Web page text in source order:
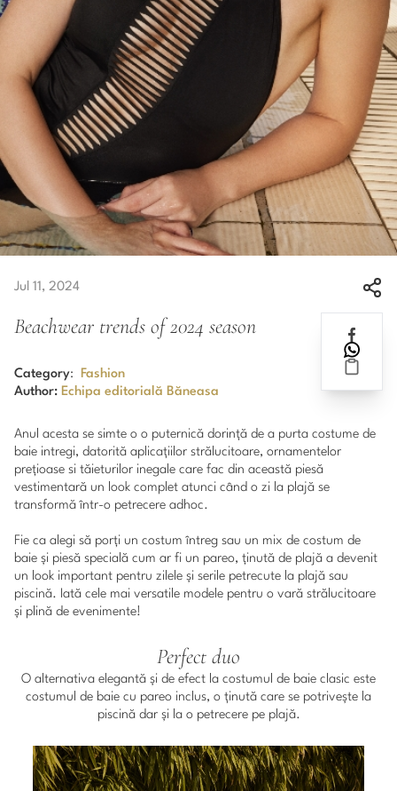
Jul 11, 2024
Beachwear trends of 2024 season
Category: Fashion
Author: Echipa editorială Băneasa
Anul acesta se simte o o puternică dorință de a purta costume de
baie intregi, datorită aplicațiilor strălucitoare, ornamentelor
prețioase si tăieturilor inegale care fac din această piesă
vestimentară un look complet atunci când o zi la plajă se
transformă într-o petrecere adhoc.
Fie ca alegi să porți un costum întreg sau un mix de costum de
baie și piesă specială cum ar fi un pareo, ținută de plajă a devenit
un look important pentru zilele și serile petrecute la plajă sau
piscină. Iată cele mai versatile modele pentru o vară strălucitoare
și plină de evenimente!
Perfect duo
O alternativa elegantă și de efect la costumul de baie clasic este
costumul de baie cu pareo inclus, o ținută care se potrivește la
piscină dar și la o petrecere pe plajă.